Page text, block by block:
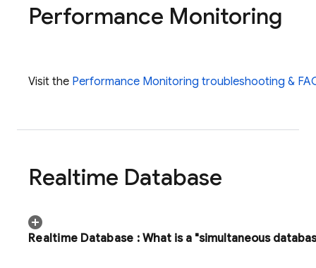
Performance Monitoring
Visit the Performance Monitoring troubleshooting &
Realtime Database
Realtime Database :What is a "simultaneous